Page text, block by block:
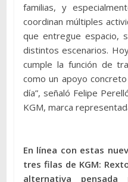
familias, y
coordinan múltiples
que entregue espacio,
distintos escenarios.
cumple la función de
como un apoyo
día”, señaló Felipe
KGM, marca
En línea con estas
tres filas de KGM:
alternativa